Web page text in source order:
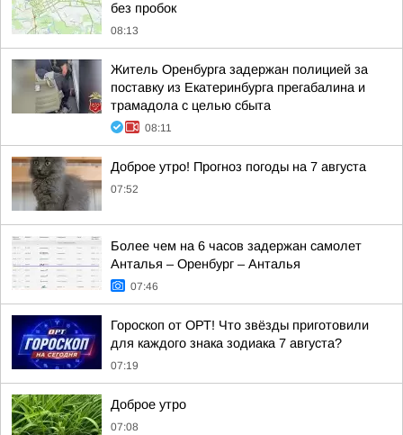
без пробок
08:13
Житель Оренбурга задержан полицией за
поставку из Екатеринбурга прегабалина и
трамадола с целью сбыта
08:11
Доброе утро! Прогноз погоды на 7 августа
07:52
Более чем на 6 часов задержан самолет
Анталья – Оренбург – Анталья
07:46
Гороскоп от ОРТ! Что звёзды приготовили
для каждого знака зодиака 7 августа?
07:19
Доброе утро
07:08